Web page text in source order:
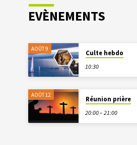
EVÈNEMENTS
AOÛT 9
Culte hebdo
10:30
AOÛT 12
Réunion prière
20:00 – 21:00